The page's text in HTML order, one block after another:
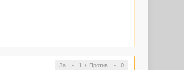
За 1 / Против 0